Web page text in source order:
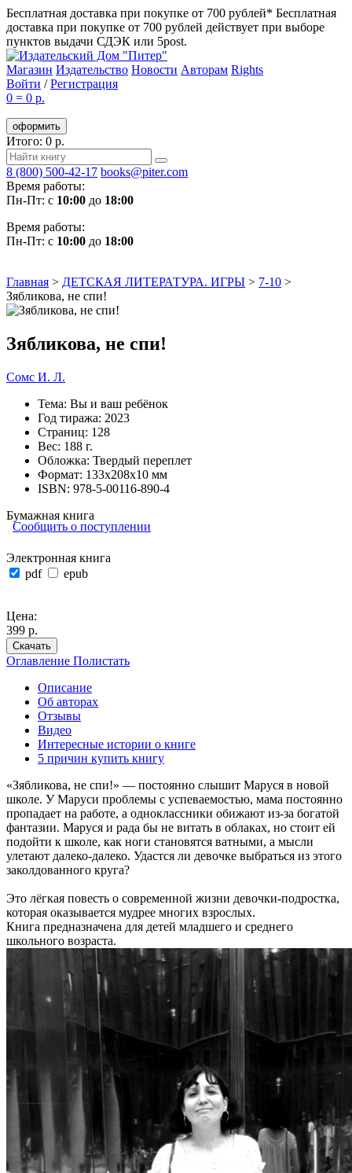
Бесплатная доставка при покупке от 700 рублей* Бесплатная
доставка при покупке от 700 рублей действует при выборе
пунктов выдачи СДЭК или 5post.
Магазин Издательство Новости Авторам Rights
Войти /Регистрация
0 = 0 р.
оформить
Итого: 0 р.
8 (800) 500-42-17 books@piter.com
Время работы:
Пн-Пт: с 10:00 до 18:00
Время работы:
Пн-Пт: с 10:00 до 18:00
Главная > ДЕТСКАЯ ЛИТЕРАТУРА. ИГРЫ > 7-10 >
Зябликова, не спи!
Зябликова, не спи!
Сомс И. Л.
Тема: Вы и ваш ребёнок
Год тиража: 2023
Страниц: 128
Вес: 188 г.
Обложка: Твердый переплет
Формат: 133х208х10 мм
ISBN: 978-5-00116-890-4
Бумажная книга
Сообщить о поступлении
Электронная книга
pdf
epub
Цена:
399 р.
Скачать
Оглавление Полистать
Описание
Об авторах
Отзывы
Видео
Интересные истории о книге
5 причин купить книгу
«Зябликова, не спи!» — постоянно слышит Маруся в новой
школе. У Маруси проблемы с успеваемостью, мама постоянно
пропадает на работе, а одноклассники обижают из-за богатой
фантазии. Маруся и рада бы не витать в облаках, но стоит ей
подойти к школе, как ноги становятся ватными, а мысли
улетают далеко-далеко. Удастся ли девочке выбраться из этого
заколдованного круга?
Это лёгкая повесть о современной жизни девочки-подростка,
которая оказывается мудрее многих взрослых.
Книга предназначена для детей младшего и среднего
школьного возраста.